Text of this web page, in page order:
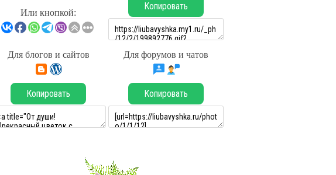
Или кнопкой:
Копировать
Для блогов и сайтов Для форумов и чатов
Копировать Копировать